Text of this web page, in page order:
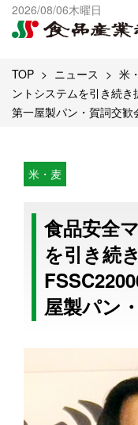
2026/08/06木曜日
出版物一覧へ
試読・購読申し込み
TOP ニュース 米
ントシステムを引き続
第一屋製パン・賀詞交歓
米・麦
食品安全
を引き続
屋製パン